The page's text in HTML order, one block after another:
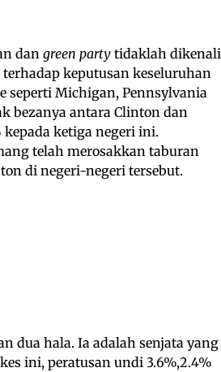
dan green party tidaklah dikenali
keputusan keseluruhan
seperti Michigan, Pennsylvania
bezanya antara Clinton dan
kepada ketiga negeri ini.
telah merosakkan taburan
di negeri-negeri tersebut.
dua hala. Ia adalah senjata yang
ini, peratusan undi 3.6%,2.4%